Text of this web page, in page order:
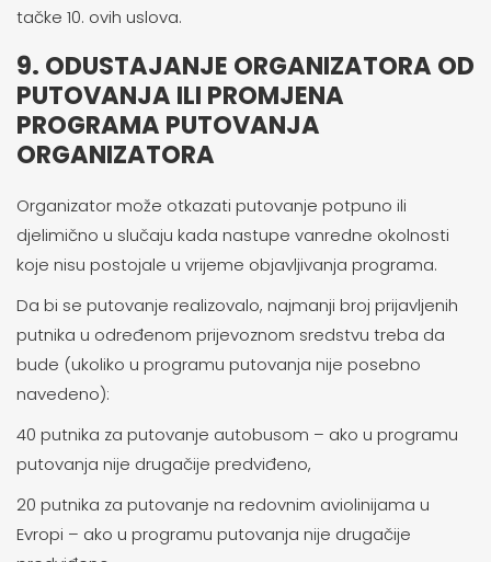
tačke 10. ovih uslova.
9. ODUSTAJANJE ORGANIZATORA OD
PUTOVANJA ILI PROMJENA
PROGRAMA PUTOVANJA
ORGANIZATORA
Organizator može otkazati putovanje potpuno ili
djelimično u slučaju kada nastupe vanredne okolnosti
koje nisu postojale u vrijeme objavljivanja programa.
Da bi se putovanje realizovalo, najmanji broj prijavljenih
putnika u određenom prijevoznom sredstvu treba da
bude (ukoliko u programu putovanja nije posebno
navedeno):
40 putnika za putovanje autobusom – ako u programu
putovanja nije drugačije predviđeno,
20 putnika za putovanje na redovnim aviolinijama u
Evropi – ako u programu putovanja nije drugačije